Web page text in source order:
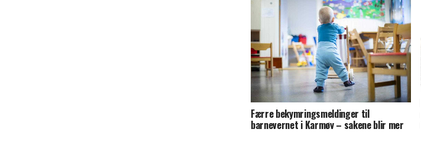
Færre bekymringsmeldinger til
barnevernet i Karmøy – sakene blir mer